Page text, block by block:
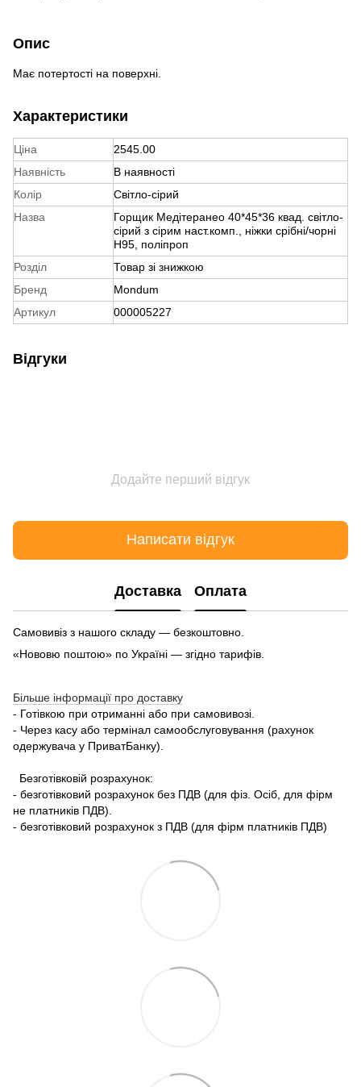
Опис
Має потертості на поверхні.
Характеристики
Ціна
2545.00
Наявність
В наявності
Колір
Світло-сірий
Назва
Горщик Медітеранео 40*45*36 квад. світло-
сірий з сірим наст.комп., ніжки срібні/чорні
Н95, поліпроп
Розділ
Товар зі знижкою
Бренд
Mondum
Артикул
000005227
Відгуки
Додайте перший відгук
Написати відгук
Доставка Оплата
Самовивіз з нашого складу — безкоштовно.
«Нововю поштою» по Україні — згідно тарифів.
Більше інформації про доставку
- Готівкою при отриманні або при самовивозі.
- Через касу або термінал самообслуговування (рахунок
одержувача у ПриватБанку).
Безготівковій розрахунок:
- безготівковий розрахунок без ПДВ (для фіз. Осіб, для фірм
не платників ПДВ).
- безготівковий розрахунок з ПДВ (для фірм платників ПДВ)